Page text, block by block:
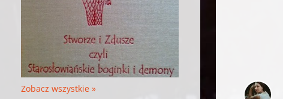
Zobacz wszystkie »